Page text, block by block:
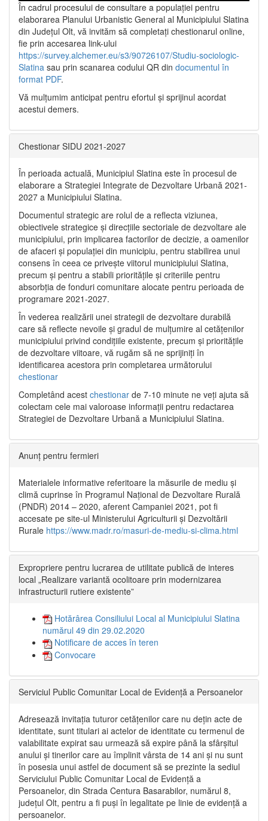
În cadrul procesului de consultare a populaţiei pentru
elaborarea Planului Urbanistic General al Municipiului Slatina
din Județul Olt, vă invităm să completați chestionarul online,
fie prin accesarea link-ului
https://survey.alchemer.eu/s3/90726107/Studiu-sociologic-
Slatina sau prin scanarea codului QR din documentul în
format PDF.
Vă mulţumim anticipat pentru efortul şi sprijinul acordat
acestui demers.
Chestionar SIDU 2021-2027
În perioada actuală, Municipiul Slatina este în procesul de
elaborare a Strategiei Integrate de Dezvoltare Urbană 2021‐
2027 a Municipiului Slatina.
Documentul strategic are rolul de a reflecta viziunea,
obiectivele strategice și direcțiile sectoriale de dezvoltare ale
municipiului, prin implicarea factorilor de decizie, a oamenilor
de afaceri și populației din municipiu, pentru stabilirea unui
consens în ceea ce privește viitorul municipiului Slatina,
precum și pentru a stabili prioritățile și criteriile pentru
absorbția de fonduri comunitare alocate pentru perioada de
programare 2021-2027.
În vederea realizării unei strategii de dezvoltare durabilă
care să reflecte nevoile și gradul de mulțumire al cetățenilor
municipiului privind condițiile existente, precum și prioritățile
de dezvoltare viitoare, vă rugăm să ne sprijiniți în
identificarea acestora prin completarea următorului
chestionar
Completând acest chestionar de 7-10 minute ne veți ajuta să
colectam cele mai valoroase informații pentru redactarea
Strategiei de Dezvoltare Urbană a Municipiului Slatina.
Anunț pentru fermieri
Materialele informative referitoare la măsurile de mediu și
climă cuprinse în Programul Național de Dezvoltare Rurală
(PNDR) 2014 – 2020, aferent Campaniei 2021, pot fi
accesate pe site-ul Ministerului Agriculturii și Dezvoltării
Rurale https://www.madr.ro/masuri-de-mediu-si-clima.html
Expropriere pentru lucrarea de utilitate publică de interes
local „Realizare variantă ocolitoare prin modernizarea
infrastructurii rutiere existente”
Hotărârea Consiliului Local al Municipiului Slatina
numărul 49 din 29.02.2020
Notificare de acces în teren
Convocare
Serviciul Public Comunitar Local de Evidență a Persoanelor
Adresează invitația tuturor cetățenilor care nu dețin acte de
identitate, sunt titulari ai actelor de identitate cu termenul de
valabilitate expirat sau urmează să expire până la sfârșitul
anului și tinerilor care au împlinit vârsta de 14 ani și nu sunt
în posesia unui astfel de document să se prezinte la sediul
Serviciului Public Comunitar Local de Evidență a
Persoanelor, din Strada Centura Basarabilor, numărul 8,
județul Olt, pentru a fi puși în legalitate pe linie de evidență a
persoanelor.